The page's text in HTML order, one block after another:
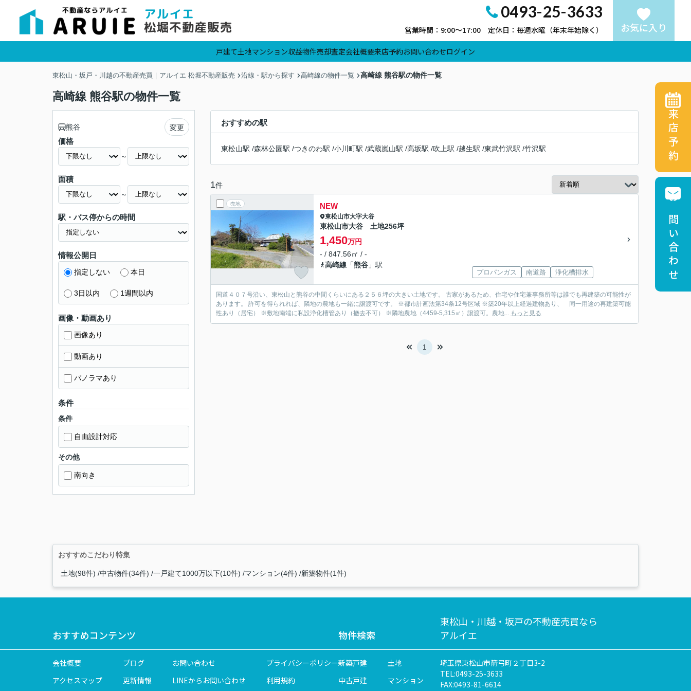
0493-25-3633
営業時間：9:00～17:00 定休日：毎週水曜（年末年始除く） お気に入り
戸建て土地マンション収益物件売却査定会社概要来店予約お問い合わせログイン
東松山・坂戸・川越の不動産売買｜アルイエ 松堀不動産販売 沿線・駅から探す 高崎線の物件一覧 高崎線 熊谷駅の物件一覧
高崎線 熊谷駅の物件一覧
おすすめの駅
東松山駅 /森林公園駅 /つきのわ駅 /小川町駅 /武蔵嵐山駅 /高坂駅 /吹上駅 /越生駅 /東武竹沢駅 /竹沢駅
1件
売地 NEW
東松山市大字大谷
東松山市大谷 土地256坪
1,450万円
- / 847.56㎡ / -
高崎線 「熊谷 」駅
プロパンガス 南道路 浄化槽排水
国道４０７号沿い、東松山と熊谷の中間くらいにある２５６坪の大きい土地です。 古家があるため、住宅や住宅兼事務所等は誰でも再建築の可能性が
あります。 許可を得られれば、隣地の農地も一緒に譲渡可です。 ※都市計画法第34条12号区域 ※築20年以上経過建物あり、 同一用途の再建築可能
性あり（居宅） ※敷地南端に私設浄化槽管あり（撤去不可） ※隣地農地（4459-5,315㎡）譲渡可。農地... もっと見る
1
熊谷 変更
価格
～
面積
～
駅・バス停からの時間
情報公開日
指定しない 本日
3日以内 1週間以内
画像・動画あり
画像あり
動画あり
パノラマあり
条件
条件
自由設計対応
その他
南向き
おすすめこだわり特集
土地(98件) 中古物件(34件) 一戸建て1000万以下(10件) マンション(4件) 新築物件(1件)
おすすめコンテンツ
会社概要 ブログ お問い合わせ
プライバシーポリシー
アクセスマップ
更新情報 LINEからお問い合わせ 利用規約
物件検索
新築戸建
土地
中古戸建
マンション
東松山・川越・坂戸の不動産売買なら
アルイエ
埼玉県東松山市箭弓町２丁目3-2
TEL:0493-25-3633
FAX:0493-81-6614
来店予約
お問い合わせ